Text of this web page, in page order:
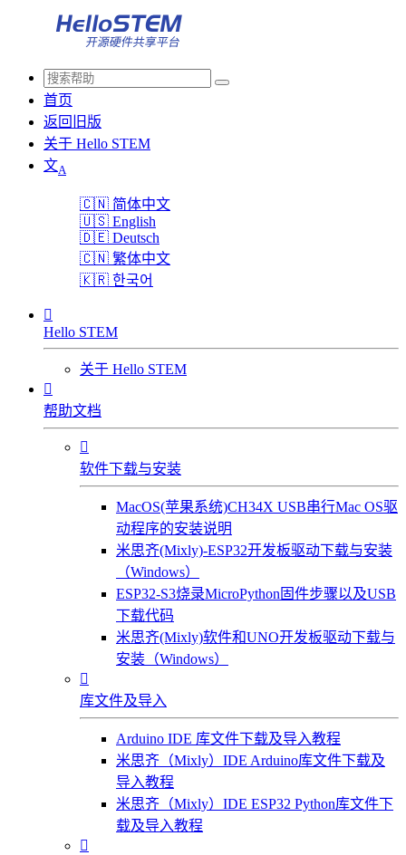
首页
返回旧版
关于 Hello STEM
文A
🇨🇳 简体中文
🇺🇸 English
🇩🇪 Deutsch
🇨🇳 繁体中文
🇰🇷 한국어

Hello STEM
关于 Hello STEM

帮助文档

软件下载与安装
MacOS(苹果系统)CH34X USB串行Mac OS驱
动程序的安装说明
米思齐(Mixly)-ESP32开发板驱动下载与安装
（Windows）
ESP32-S3烧录MicroPython固件步骤以及USB
下载代码
米思齐(Mixly)软件和UNO开发板驱动下载与
安装（Windows）

库文件及导入
Arduino IDE 库文件下载及导入教程
米思齐（Mixly）IDE Arduino库文件下载及
导入教程
米思齐（Mixly）IDE ESP32 Python库文件下
载及导入教程
